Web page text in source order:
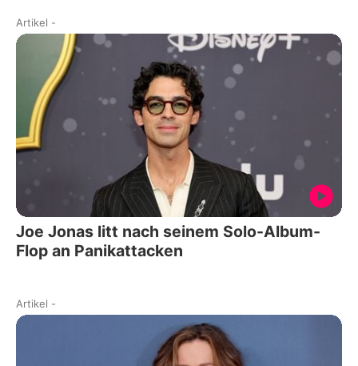
Artikel -
Joe Jonas litt nach seinem Solo-Album-
Flop an Panikattacken
Artikel -